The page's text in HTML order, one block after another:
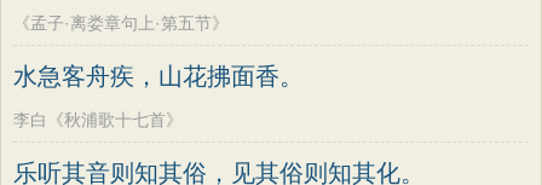
《孟子·离娄章句上·第五节》
水急客舟疾，山花拂面香。
李白《秋浦歌十七首》
乐听其音则知其俗，见其俗则知其化。